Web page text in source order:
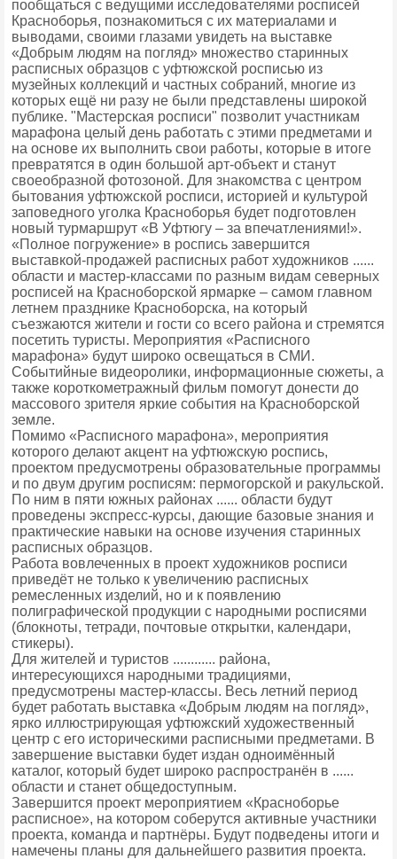
пообщаться с ведущими исследователями росписей
Красноборья, познакомиться с их материалами и
выводами, своими глазами увидеть на выставке
«Добрым людям на погляд» множество старинных
расписных образцов с уфтюжской росписью из
музейных коллекций и частных собраний, многие из
которых ещё ни разу не были представлены широкой
публике. "Мастерская росписи" позволит участникам
марафона целый день работать с этими предметами и
на основе их выполнить свои работы, которые в итоге
превратятся в один большой арт-объект и станут
своеобразной фотозоной. Для знакомства с центром
бытования уфтюжской росписи, историей и культурой
заповедного уголка Красноборья будет подготовлен
новый турмаршрут «В Уфтюгу – за впечатлениями!».
«Полное погружение» в роспись завершится
выставкой-продажей расписных работ художников ......
области и мастер-классами по разным видам северных
росписей на Красноборской ярмарке – самом главном
летнем празднике Красноборска, на который
съезжаются жители и гости со всего района и стремятся
посетить туристы. Мероприятия «Расписного
марафона» будут широко освещаться в СМИ.
Событийные видеоролики, информационные сюжеты, а
также короткометражный фильм помогут донести до
массового зрителя яркие события на Красноборской
земле.
Помимо «Расписного марафона», мероприятия
которого делают акцент на уфтюжскую роспись,
проектом предусмотрены образовательные программы
и по двум другим росписям: пермогорской и ракульской.
По ним в пяти южных районах ...... области будут
проведены экспресс-курсы, дающие базовые знания и
практические навыки на основе изучения старинных
расписных образцов.
Работа вовлеченных в проект художников росписи
приведёт не только к увеличению расписных
ремесленных изделий, но и к появлению
полиграфической продукции с народными росписями
(блокноты, тетради, почтовые открытки, календари,
стикеры).
Для жителей и туристов ............ района,
интересующихся народными традициями,
предусмотрены мастер-классы. Весь летний период
будет работать выставка «Добрым людям на погляд»,
ярко иллюстрирующая уфтюжский художественный
центр с его историческими расписными предметами. В
завершение выставки будет издан одноимённый
каталог, который будет широко распространён в ......
области и станет общедоступным.
Завершится проект мероприятием «Красноборье
расписное», на котором соберутся активные участники
проекта, команда и партнёры. Будут подведены итоги и
намечены планы для дальнейшего развития проекта.